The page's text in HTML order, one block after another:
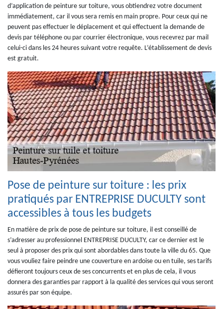
d’application de peinture sur toiture, vous obtiendrez votre document
immédiatement, car il vous sera remis en main propre. Pour ceux qui ne
peuvent pas effectuer le déplacement et qui effectuent la demande de
devis par téléphone ou par courrier électronique, vous recevrez par mail
celui-ci dans les 24 heures suivant votre requête. L’établissement de devis
est gratuit.
Pose de peinture sur toiture : les prix
pratiqués par ENTREPRISE DUCULTY sont
accessibles à tous les budgets
En matière de prix de pose de peinture sur toiture, il est conseillé de
s’adresser au professionnel ENTREPRISE DUCULTY, car ce dernier est le
seul à proposer des prix qui sont abordables dans toute la ville du 65. Que
vous vouliez faire peindre une couverture en ardoise ou en tuile, ses tarifs
défieront toujours ceux de ses concurrents et en plus de cela, il vous
donnera des garanties par rapport à la qualité des services qui vous seront
assurés par son équipe.